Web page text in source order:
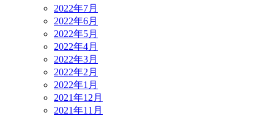
2022年7月
2022年6月
2022年5月
2022年4月
2022年3月
2022年2月
2022年1月
2021年12月
2021年11月